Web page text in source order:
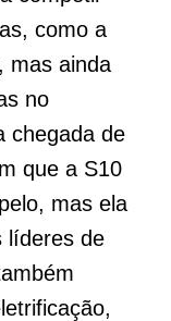
como a
mas ainda
no
chegada de
que a S10
mas ela
líderes de